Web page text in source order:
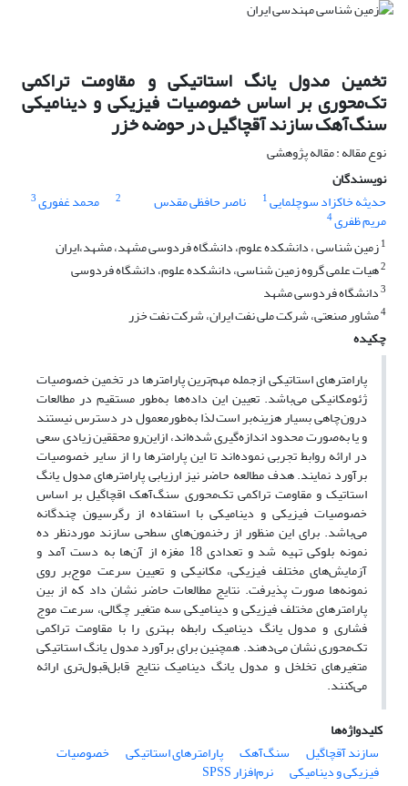
تخمین مدول یانگ استاتیکی و مقاومت تراکمی
تک‌محوری بر اساس خصوصیات فیزیکی و دینامیکی
سنگ‌آهک سازند آقچاگیل در حوضه خزر
نوع مقاله : مقاله پژوهشی
نویسندگان
حدیثه خاکزاد سوچلمایی1 ناصر حافظی مقدس 2 محمد غفوری3
مریم ظفری4
1زمین شناسی ، دانشکده علوم، دانشگاه فردوسی مشهد، مشهد،ایران
2هیات علمی گروه زمین شناسی، دانشکده علوم، دانشگاه فردوسی
3دانشگاه فردوسی مشهد
4مشاور صنعتی، شرکت ملی نفت ایران، شرکت نفت خزر
چکیده
پارامترهای استاتیکی ازجمله مهم‌ترین پارامترها در تخمین خصوصیات
ژئومکانیکی می‌باشد. تعیین این داده‌ها به‌طور مستقیم در مطالعات
درون‌چاهی بسیار هزینه‌بر است لذا به‌طورمعمول در دسترس نیستند
و یا به‌صورت محدود اندازه‌گیری شده‌اند، ازاین‌رو محققین زیادی سعی
در ارائه روابط تجربی نموده‌اند تا این پارامترها را از سایر خصوصیات
برآورد نمایند. هدف مطالعه حاضر نیز ارزیابی پارامترهای مدول یانگ
استاتیک و مقاومت تراکمی تک‌محوری سنگ‌آهک اقچاگیل بر اساس
خصوصیات فیزیکی و دینامیکی با استفاده از رگرسیون چندگانه
می‌باشد. برای این منظور از رخنمون‌های سطحی سازند موردنظر ده
نمونه‌ بلوکی تهیه شد و تعدادی 18 مغزه از آن‌ها به دست آمد و
آزمایش‌های مختلف فیزیکی، مکانیکی و تعیین سرعت موج‌بر روی
نمونه‌ها صورت پذیرفت. نتایج مطالعات حاضر نشان داد که از بین
پارامترهای مختلف فیزیکی و دینامیکی سه متغیر چگالی، سرعت موج
فشاری و مدول یانگ دینامیک رابطه بهتری را با مقاومت تراکمی
تک‌محوری نشان می‌دهند. همچنین برای برآورد مدول یانگ استاتیکی
متغیرهای تخلخل و مدول یانگ دینامیک نتایج قابل‌قبول‌تری ارائه
می‌کنند.
کلیدواژه‌ها
سازند آقچاگیل
سنگ‌آهک پارامترهای استاتیکی خصوصیات
فیزیکی و دینامیکی نرم‌افزار SPSS